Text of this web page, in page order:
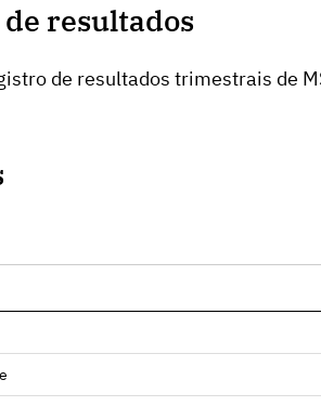
de resultados
de resultados trimestrais de